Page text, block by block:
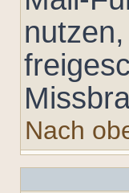
Nach